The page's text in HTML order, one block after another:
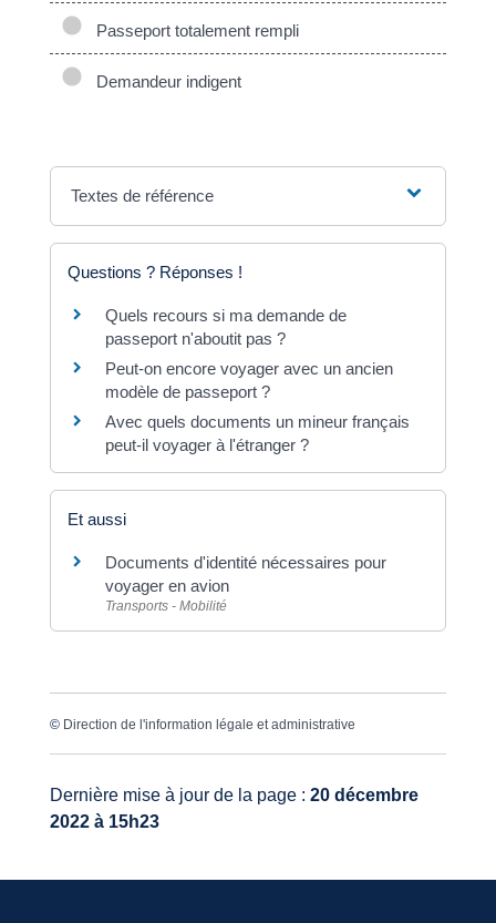
Passeport totalement rempli
Demandeur indigent
Textes de référence
Questions ? Réponses !
Quels recours si ma demande de
passeport n'aboutit pas ?
Peut-on encore voyager avec un ancien
modèle de passeport ?
Avec quels documents un mineur français
peut-il voyager à l'étranger ?
Et aussi
Documents d'identité nécessaires pour
voyager en avion
Transports - Mobilité
© Direction de l'information légale et administrative
Dernière mise à jour de la page : 20 décembre
2022 à 15h23